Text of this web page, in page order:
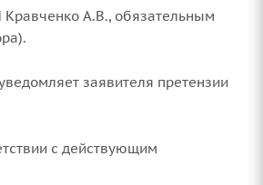
А.В., обязательным
заявителя претензии
с действующим